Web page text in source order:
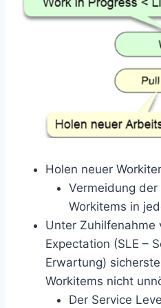
Holen neuer
Vermeidung
Workitems in
Unter Zuhilfenahme
Expectation (SLE –
Erwartung)
Workitems nicht
Der Service